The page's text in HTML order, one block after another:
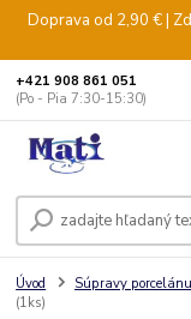
Doprava od 2,90 € |
+421 908 861 051
(Po - Pia 7:30-15:30)
Úvod Súpravy
(1ks)